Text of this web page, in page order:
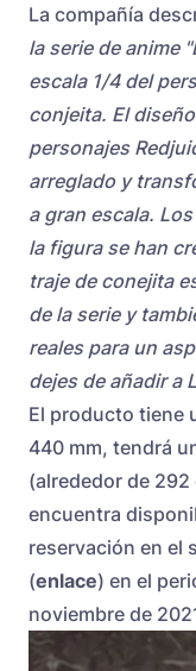
La compañía
la serie de anime
escala 1/4 del
conjeita. El
personajes
arreglado y
a gran escala.
la figura se han
traje de conejita
de la serie y
reales para un
dejes de añadir a
El producto tiene
440 mm, tendrá
(alrededor de
encuentra
reservación en el
(enlace) en el
noviembre de